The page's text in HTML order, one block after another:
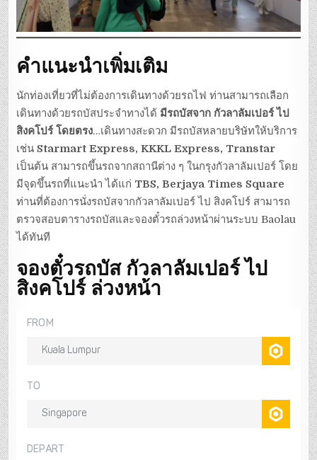
คำแนะนำเพิ่มเติม
นักท่องเที่ยวที่ไม่ต้องการเดินทางด้วยรถไฟ ท่านสามารถเลือก
เดินทางด้วยรถบัสประจำทางได้ มีรถบัสจาก กัวลาลัมเปอร์ ไป
สิงคโปร์ โดยตรง…เดินทางสะดวก มีรถบัสหลายบริษัทให้บริการ
เช่นStarmart Express, KKKL Express, Transtar
เป็นต้น สามารถขึ้นรถจากสถานีต่าง ๆ ในกรุงกัวลาลัมเปอร์ โดย
มีจุดขึ้นรถที่แนะนำ ได้แก่ TBS, Berjaya Times Square
ท่านที่ต้องการนั่งรถบัสจากกัวลาลัมเปอร์ ไป สิงคโปร์ สามารถ
ตรวจสอบตารางรถบัสและจองตั๋วรถล่วงหน้าผ่านระบบ Baolau
ได้ทันที
จองตั๋วรถบัส กัวลาลัมเปอร์ ไป
สิงคโปร์ ล่วงหน้า